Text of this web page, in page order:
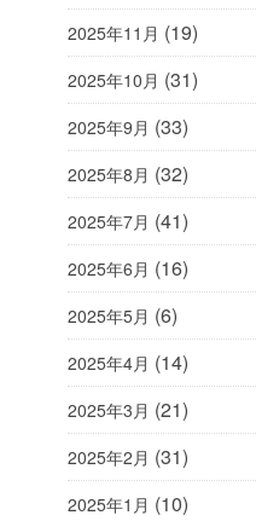
2025年11月 (19)
2025年10月 (31)
2025年9月 (33)
2025年8月 (32)
2025年7月 (41)
2025年6月 (16)
2025年5月 (6)
2025年4月 (14)
2025年3月 (21)
2025年2月 (31)
2025年1月 (10)